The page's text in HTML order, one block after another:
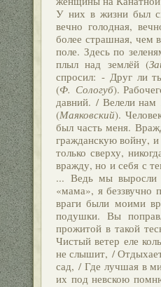
У них в жизни был
вечно голодная,
более страшная, чем
поле. Здесь по
плыл над землёй (
спросил: - Друг ли
(Ф. Сологуб).
давний. / Велели
(Маяковский).
был часть меня.
гражданскую войну,
только сверху,
вражду, но и себя с
... Ведь мы выросли
«мама», я беззвучно
враги были моими
подушки. Вы
прожитой в такой
Чистый ветер еле
не слышит, /
сад, / Где лучшая в
их под невскою